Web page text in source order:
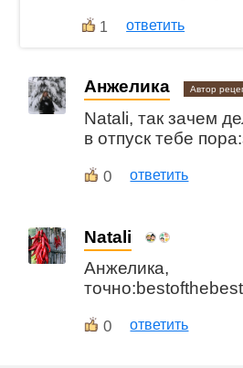
1 ответить
Анжелика Автор
Natali, так зачем
в отпуск тебе
0 ответить
Natali
Анжелика,
0 ответить